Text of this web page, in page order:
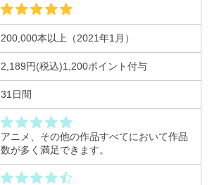
200,000本以上（2021年1月）
2,189円(税込)1,200ポイント付与
31日間
アニメ、その他の作品すべてにおいて作品
数が多く満足できます。